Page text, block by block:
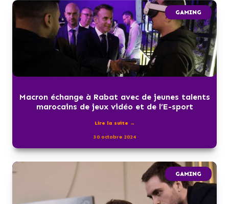
GAMING
Macron échange à Rabat avec de jeunes talents
marocains de jeux vidéo et de l’E-sport
Lire la suite →
30 octobre 2024
GAMING